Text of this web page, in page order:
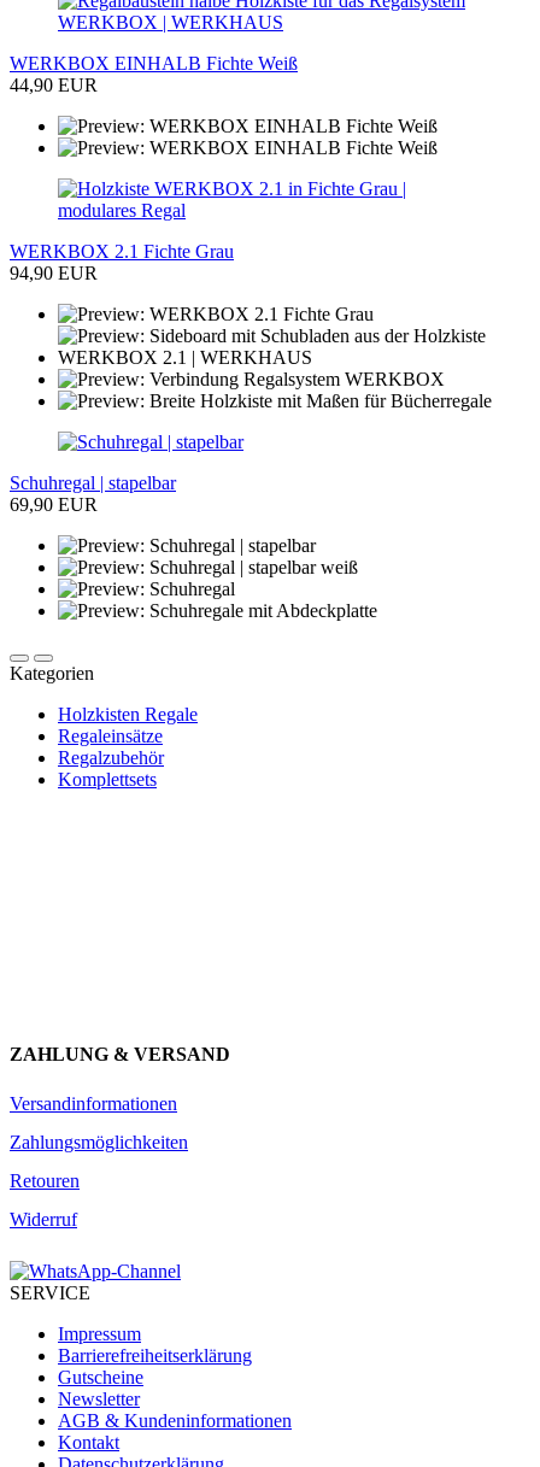
WERKBOX EINHALB Fichte Weiß
44,90 EUR
WERKBOX 2.1 Fichte Grau
94,90 EUR
Schuhregal | stapelbar
69,90 EUR
Kategorien
Holzkisten Regale
Regaleinsätze
Regalzubehör
Komplettsets
ZAHLUNG & VERSAND
Versandinformationen
Zahlungsmöglichkeiten
Retouren
Widerruf
SERVICE
Impressum
Barrierefreiheitserklärung
Gutscheine
Newsletter
AGB & Kundeninformationen
Kontakt